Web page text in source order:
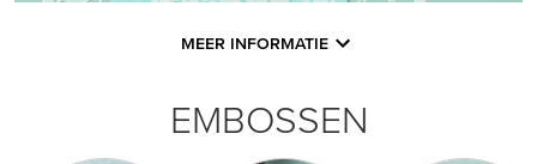
MEER INFORMATIE
EMBOSSEN